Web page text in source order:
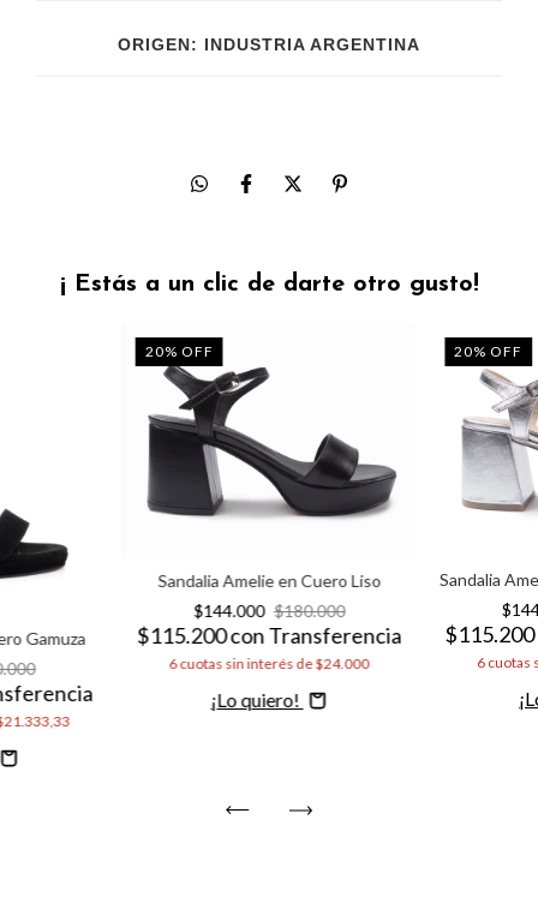
ORIGEN: INDUSTRIA ARGENTINA
¡ Estás a un clic de darte otro gusto!
Gamuza
20% OFF
Sandalia Amelie en Cuero Liso
$144.000 $180.000
$115.200conTransferencia
6cuotas sin interés de$24.000
Comprar
20%OFF
Sandalia
$115.200
6 cuotas